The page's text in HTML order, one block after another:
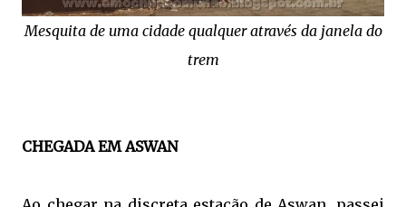
Mesquita de uma cidade qualquer através da janela do
trem
CHEGADA EM ASWAN